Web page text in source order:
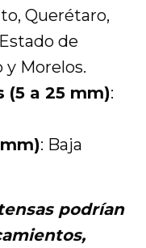
Querétaro,
de
y Morelos.
(5 a 25 mm):
: Baja
podrían